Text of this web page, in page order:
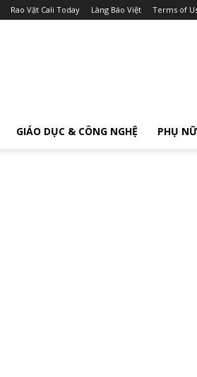
Rao Vặt Cali Today Làng Báo Việt Terms of
GIÁO DỤC & CÔNG NGHỆ PHỤ NỮ